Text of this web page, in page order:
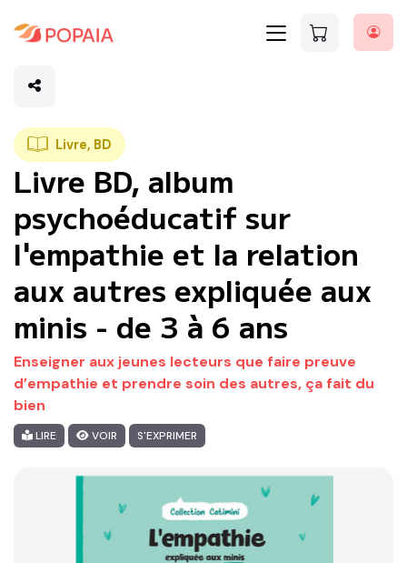
Livre, BD
Livre BD, album
psychoéducatif sur
l'empathie et la relation
aux autres expliquée aux
minis - de 3 à 6 ans
Enseigner aux jeunes lecteurs que faire preuve
d’empathie et prendre soin des autres, ça fait du
bien
LIRE VOIR S'EXPRIMER